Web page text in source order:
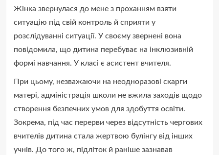
Жінка звернулася до мене з проханням взяти
ситуацію під свій контроль й сприяти у
розслідуванні ситуації. У своєму звернені вона
повідомила, що дитина перебуває на інклюзивній
формі навчання. У класі є асистент вчителя.
При цьому, незважаючи на неодноразові скарги
матері, адміністрація школи не вжила заходів щодо
створення безпечних умов для здобуття освіти.
Зокрема, під час перерви через відсутність чергових
вчителів дитина стала жертвою булінгу від інших
учнів. До того ж, підліток й раніше зазнавав